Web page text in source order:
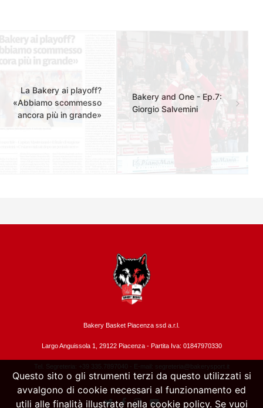
La Bakery ai playoff?
«Abbiamo scommesso
ancora più in grande»
Bakery and One - Ep.7:
Giorgio Salvemini
Bakery Basket Piacenza ssd a.r.l.
Largo Anguissola 1, 29122 Piacenza - Partita Iva: 01847970330
Tel. Segreteria: +39 335.7897040 - E-mail: segreteria@bakerysport.it
Questo sito o gli strumenti terzi da questo utilizzati si
avvalgono di cookie necessari al funzionamento ed
utili alle finalità illustrate nella cookie policy. Se vuoi